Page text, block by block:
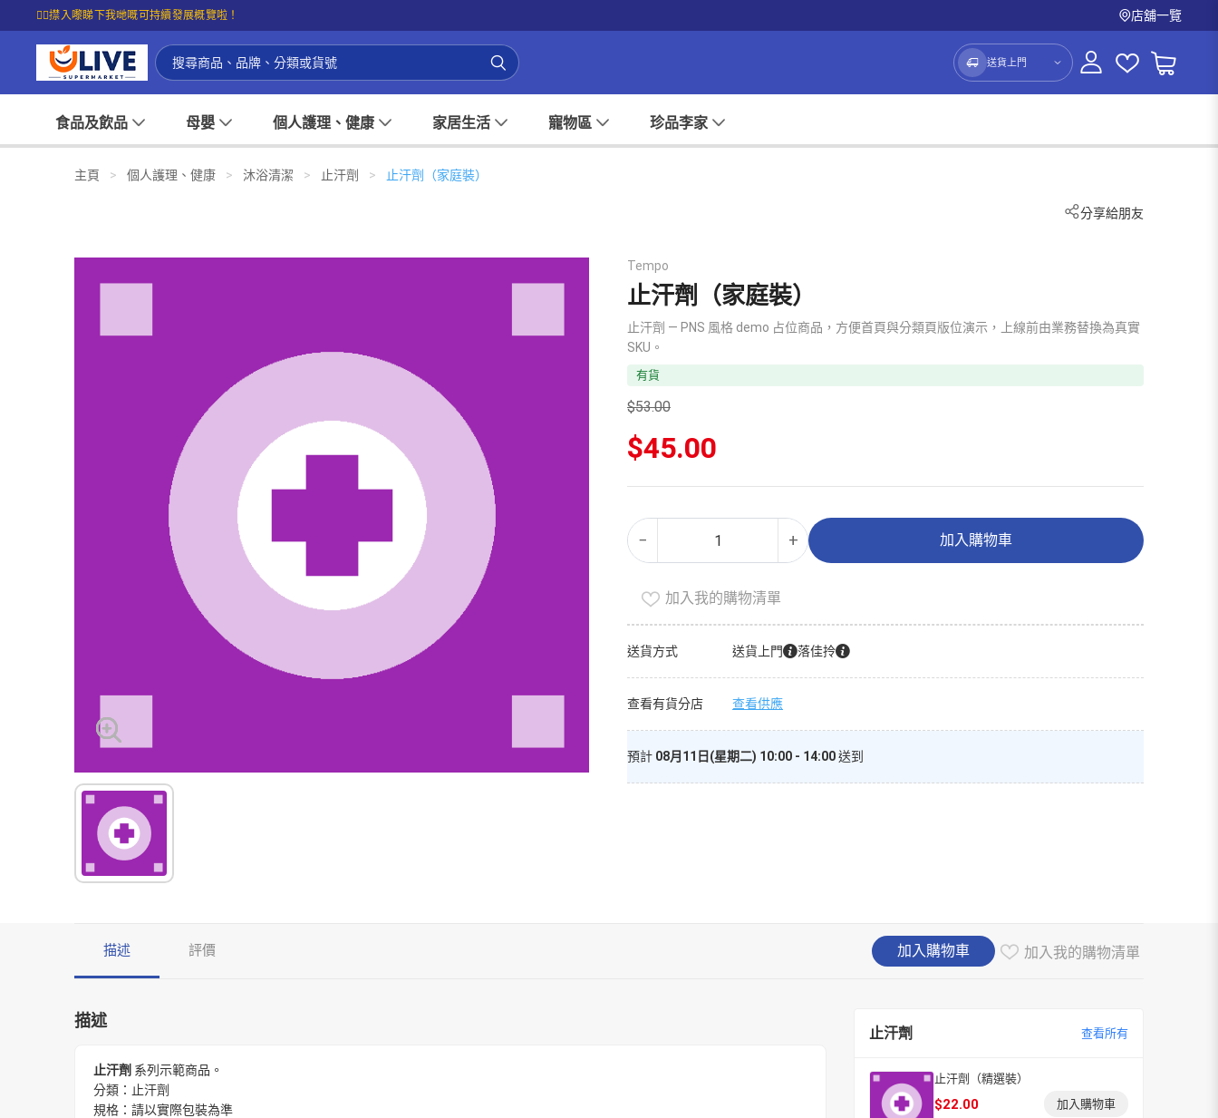
☝🏼㩒入嚟睇下我哋嘅可持續發展概覽啦！ 店舖一覽
送貨上門
食品及飲品 母嬰 個人護理、健康 家居生活 寵物區 珍品李家
主頁 > 個人護理、健康 > 沐浴清潔 > 止汗劑 > 止汗劑（家庭裝）
分享給朋友
Tempo
止汗劑（家庭裝）
止汗劑 — PNS 風格 demo 占位商品，方便首頁與分類頁版位演示，上線前由業務替換為真實
SKU。
有貨
$53.00
原
始
$53.00。
$45.00
價
格：
$45.00。
−
止
汗
（家
庭
裝）
+ 加入購物車
Alternative:
加入我的購物清單
送貨方式 送貨上門 落佳拎
查看有貨分店 查看供應
預計 08月11日(星期二) 10:00 - 14:00送到
描述 評價 加入購物車 加入我的購物清單
描述
止汗劑 系列示範商品。
分類：止汗劑
規格：請以實際包裝為準
止汗劑 查看所有
止汗劑（精選裝）
$22.00 加入購物車